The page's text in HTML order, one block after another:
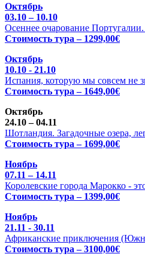
Октябрь
03.10 – 10.10
Осеннее очарование
Стоимость тура – 1299,00€
Октябрь
10.10 - 21.10
Испания, которую мы совсем не
Стоимость тура – 1649,00€
Октябрь
24.10 – 04.11
Шотландия. Загадочные озера,
Стоимость тура – 1699,00€
Ноябрь
07.11 – 14.11
Королевские города Марокко -
Стоимость тура – 1399,00€
Ноябрь
21.11 - 30.11
Африканские приключения
Стоимость тура – 3100,00€